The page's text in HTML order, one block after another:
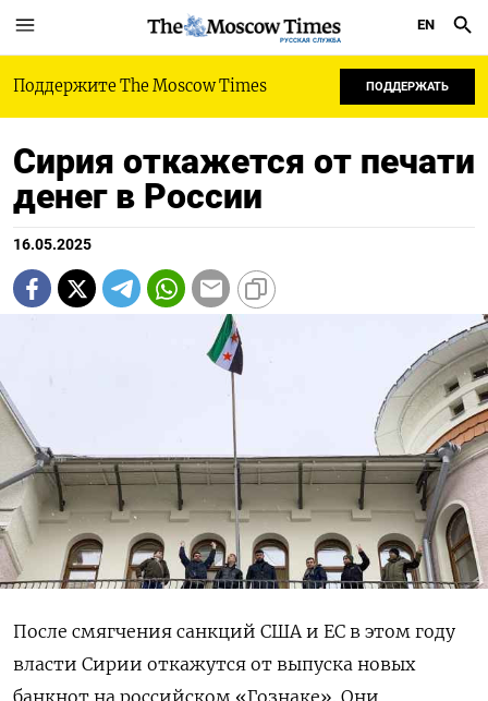
РУССКАЯ СЛУЖБА
EN
Поддержите The Moscow Times ПОДДЕРЖАТЬ
Сирия откажется от печати
денег в России
16.05.2025
После смягчения санкций США и ЕС в этом году
власти Сирии откажутся от выпуска новых
банкнот на российском «Гознаке». Они